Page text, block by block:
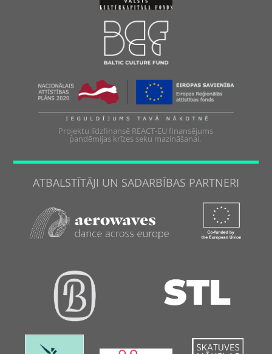
Projektu līdzfinansē REACT-EU finansējums
pandēmijas krīzes seku mazināšanai.
ATBALSTĪTĀJI UN SADARBĪBAS PARTNERI